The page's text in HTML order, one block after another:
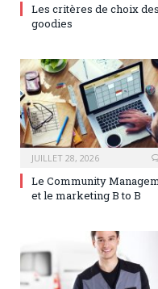
Les critères de choix des
goodies
JUILLET 28, 2026
Le Community
et le marketing B to B